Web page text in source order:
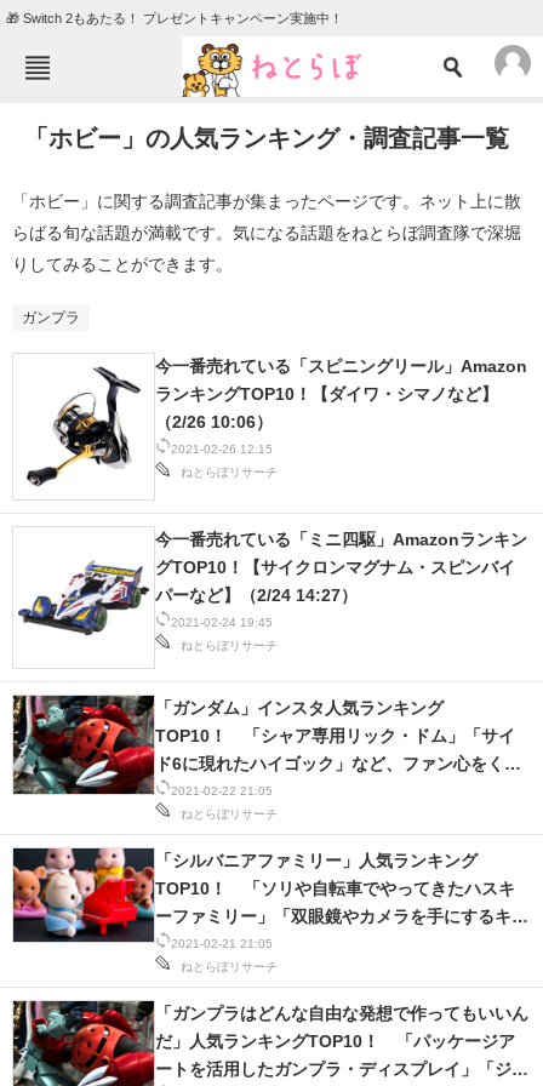
🎁 Switch 2もあたる！ プレゼントキャンペーン実施中！
TOP ニュース
グルメ 地域
動物
メディア
注目記事を集めた総合ページ
ITの今と未来を見通す
スマホと通信の最新トレンド
進化するPCとデバイスの未来
ビジネスと働き方のヒント
AI活用のいまが分かる
企業ITのトレンドを詳説
経営リーダーのコミュニティ
マーケ×ITの今がよく分かる
ITエンジニア向け専門サイト
企業向けIT製品の総合サイト
「ホビー」の人気ランキング・調査記事一覧
「ホビー」に関する調査記事が集まったページです。ネット上に散
らばる旬な話題が満載です。気になる話題をねとらぼ調査隊で深堀
りしてみることができます。
ガンプラ
2021-02-26 12:15
ねとらぼリサーチ
今一番売れている「スピニングリール」Amazon
ランキングTOP10！【ダイワ・シマノなど】
（2/26 10:06）
2021-02-24 19:45
ねとらぼリサーチ
今一番売れている「ミニ四駆」Amazonランキン
グTOP10！【サイクロンマグナム・スピンバイ
パーなど】（2/24 14:27）
2021-02-22 21:05
ねとらぼリサーチ
「ガンダム」インスタ人気ランキング
TOP10！ 「シャア専用リック・ドム」「サイ
ド6に現れたハイゴック」など、ファン心をくす
ぐる作品満載！
2021-02-21 21:05
ねとらぼリサーチ
「シルバニアファミリー」人気ランキング
TOP10！ 「ソリや自転車でやってきたハスキ
ーファミリー」「双眼鏡やカメラを手にするキリ
ンの赤ちゃんたち」など、新家族の紹介が満載！
「ガンプラはどんな自由な発想で作ってもいいん
だ」人気ランキングTOP10！ 「パッケージア
ートを活用したガンプラ・ディスプレイ」「ジオ